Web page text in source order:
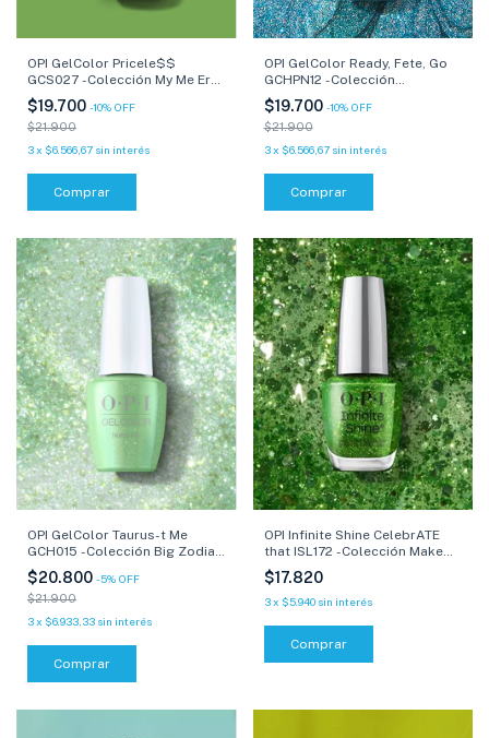
OPI GelColor Pricele$$
GCS027 -Colección My Me Era-
15 ml
$19.700 -10% OFF
$21.900
3x $6.566,67 sin interés
Comprar
OPI GelColor Ready, Fete, Go
GCHPN12 -Colección
Celebration- 15 ml
$19.700 -10% OFF
$21.900
3 x $6.566,67 sin interés
Comprar
OPI GelColor Taurus-t Me
GCH015 -Colección Big Zodiac
Energy- 15 ml
$20.800 -5% OFF
$21.900
3x $6.933,33 sin interés
Comprar
OPI Infinite Shine CelebrATE
that ISL172 -Colección Make
Em Jelly - 15 ml
$17.820
3 x $5.940 sin interés
Comprar